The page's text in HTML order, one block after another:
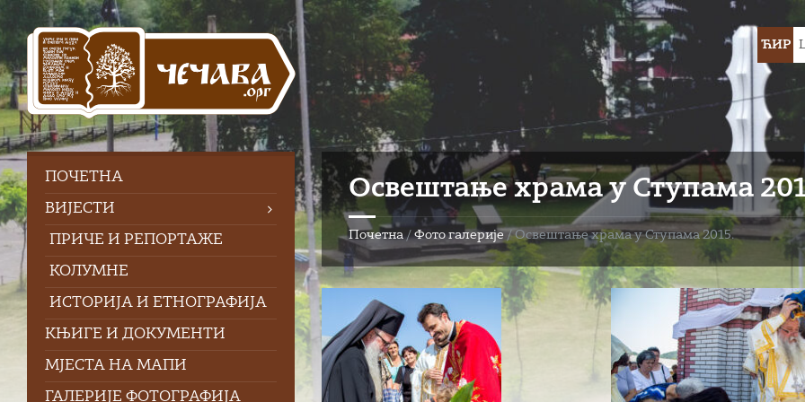
Skip
content
Skip
left
sidebar
Skip
footer
Choose
ЋИР
Освештање храма у Ступама
Почетна /Фото галерије/Освештање храма у Ступама 2015.
ПOЧЕТНА
ВИЈЕСТИ
ПРИЧЕ И РЕПОРТАЖЕ
КОЛУМНЕ
ИСТОРИЈА И ЕТНОГРАФИЈА
КЊИГЕ И ДОКУМЕНТИ
МЈЕСТА НА МАПИ
ГАЛЕРИЈЕ ФОТОГРАФИЈА